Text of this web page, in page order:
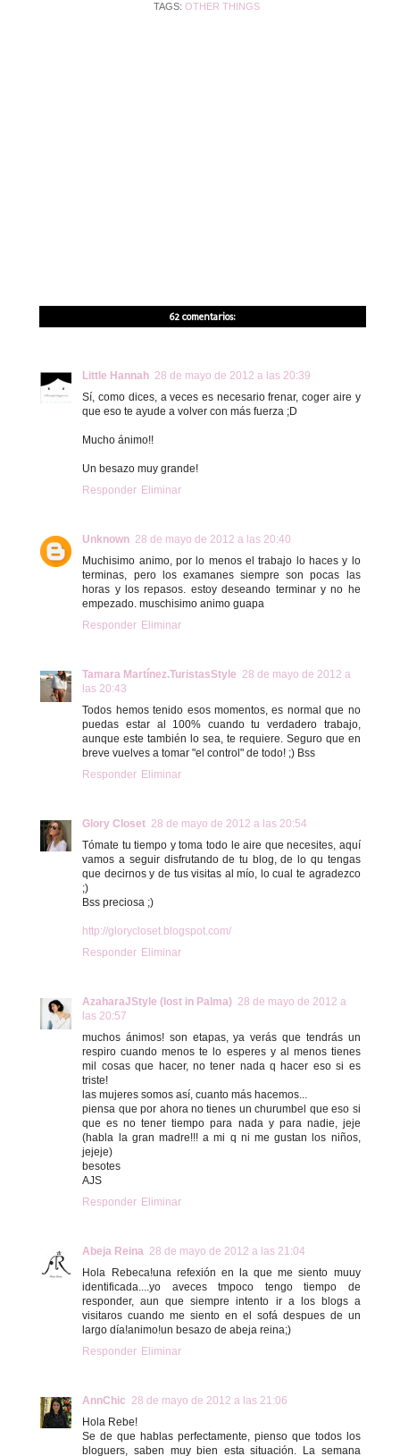
TAGS:OTHER THINGS
62 comentarios:
Little Hannah 28 de mayo de 2012 a las 20:39
Sí, como dices, a veces es necesario frenar, coger aire y
que eso te ayude a volver con más fuerza ;D
Mucho ánimo!!
Un besazo muy grande!
Responder Eliminar
Unknown 28 de mayo de 2012 a las 20:40
Muchisimo animo, por lo menos el trabajo lo haces y lo
terminas, pero los examanes siempre son pocas las
horas y los repasos. estoy deseando terminar y no he
empezado. muschisimo animo guapa
Responder Eliminar
Tamara Martínez.TuristasStyle 28 de mayo de 2012 a
las 20:43
Todos hemos tenido esos momentos, es normal que no
puedas estar al 100% cuando tu verdadero trabajo,
aunque este también lo sea, te requiere. Seguro que en
breve vuelves a tomar "el control" de todo! ;) Bss
Responder Eliminar
Glory Closet 28 de mayo de 2012 a las 20:54
Tómate tu tiempo y toma todo le aire que necesites, aquí
vamos a seguir disfrutando de tu blog, de lo qu tengas
que decirnos y de tus visitas al mío, lo cual te agradezco
;)
Bss preciosa ;)
http://glorycloset.blogspot.com/
Responder Eliminar
AzaharaJStyle (lost in Palma) 28 de mayo de 2012 a
las 20:57
muchos ánimos! son etapas, ya verás que tendrás un
respiro cuando menos te lo esperes y al menos tienes
mil cosas que hacer, no tener nada q hacer eso si es
triste!
las mujeres somos así, cuanto más hacemos...
piensa que por ahora no tienes un churumbel que eso si
que es no tener tiempo para nada y para nadie, jeje
(habla la gran madre!!! a mi q ni me gustan los niños,
jejeje)
besotes
AJS
Responder Eliminar
Abeja Reina 28 de mayo de 2012 a las 21:04
Hola Rebeca!una refexión en la que me siento muuy
identificada....yo aveces tmpoco tengo tiempo de
responder, aun que siempre intento ir a los blogs a
visitaros cuando me siento en el sofá despues de un
largo día!animo!un besazo de abeja reina;)
Responder Eliminar
AnnChic 28 de mayo de 2012 a las 21:06
Hola Rebe!
Se de que hablas perfectamente, pienso que todos los
bloguers, saben muy bien esta situación. La semana